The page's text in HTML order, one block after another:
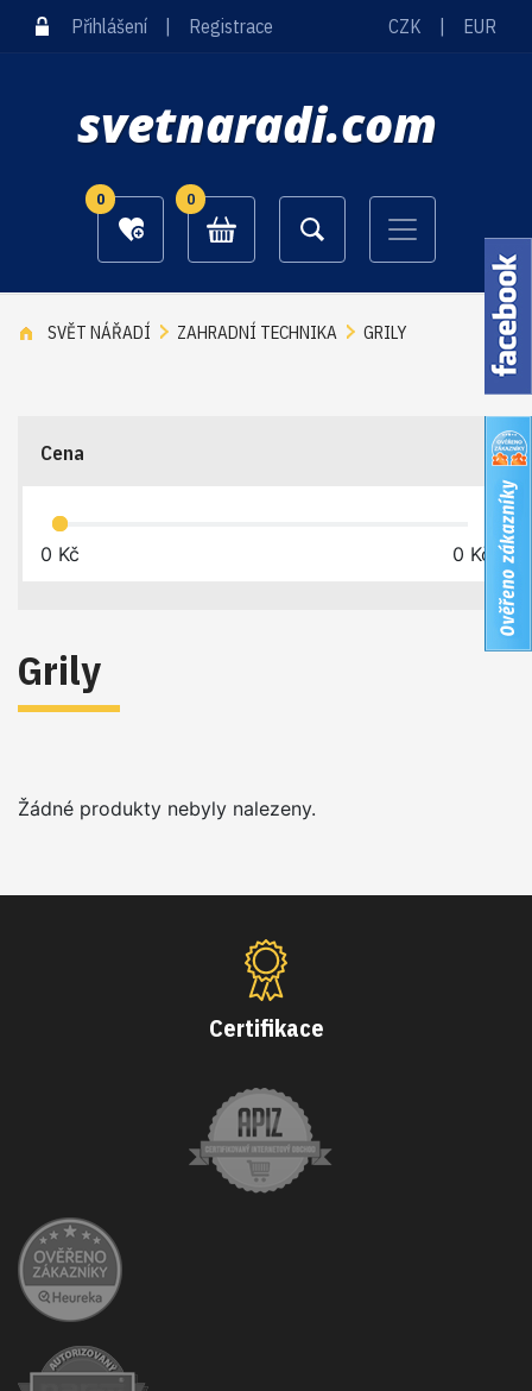
Přihlášení Registrace CZK EUR
svetnaradi.com
0 0
SVĚT NÁŘADÍ ZAHRADNÍ TECHNIKA GRILY
Cena
0 Kč 0 Kč
Grily
Žádné produkty nebyly nalezeny.
Certifikace